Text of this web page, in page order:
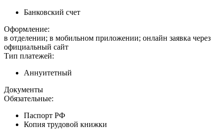
Банковский счет
Оформление:
в отделении; в мобильном приложении; онлайн заявка через
официальный сайт
Тип платежей:
Аннуитетный
Документы
Обязательные:
Паспорт РФ
Копия трудовой книжки